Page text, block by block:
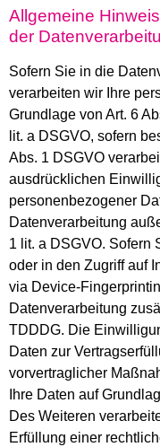
Allgemeine
der
Sofern Sie in die
verarbeiten wir Ihre
Grundlage von Art. 6
lit. a DSGVO, sofern
Abs. 1 DSGVO
ausdrücklichen
personenbezogener
Datenverarbeitung
1 lit. a DSGVO. Sofern
oder in den Zugriff auf
via Device-
Datenverarbeitung
TDDDG. Die
Daten zur
vorvertraglicher
Ihre Daten auf
Des Weiteren
Erfüllung einer